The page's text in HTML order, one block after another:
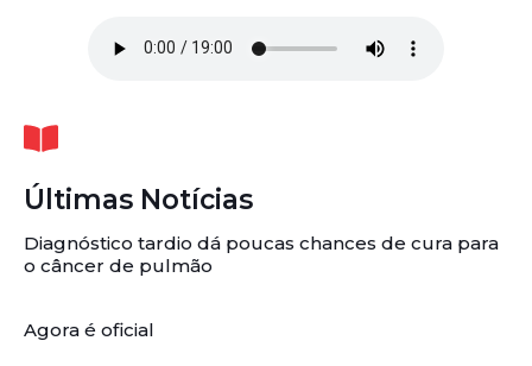
Últimas Notícias
Diagnóstico tardio dá poucas chances de cura para
o câncer de pulmão
Agora é oficial